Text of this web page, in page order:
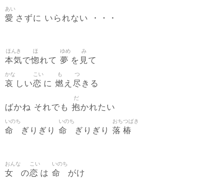
愛
あい
さずに いられない ・・・
本気
ほんき
で惚
ほ
れて 夢
ゆめ
を 見
み
て
哀
かな
しい恋
こい
に 燃
も
え 尽
つ
きる
ばかね それでも 抱
だ
かれたい
命
いのち
ぎりぎり 命
いのち
ぎりぎり 落
おち
椿
つばき
女
おんな
の恋
こい
は 命
いのち
がけ